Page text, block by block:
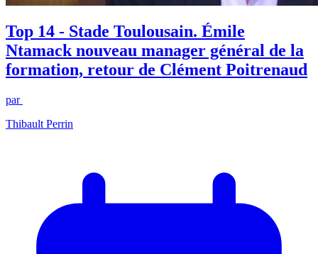
Top 14 - Stade Toulousain. Émile
Ntamack nouveau manager général de la
formation, retour de Clément Poitrenaud
par
Thibault Perrin